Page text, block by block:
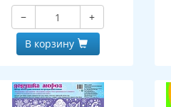
−
+
В корзину